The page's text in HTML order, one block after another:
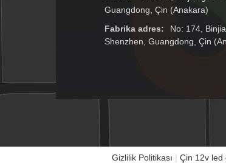
Guangdong, Çin (Anakara)
Fabrika adres:
No: 174,
Shenzhen, Guangdong, Çin
Gizlilik Politikası | Çin 12v led